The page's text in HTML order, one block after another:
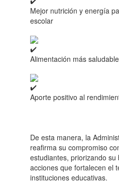
Mejor nutrición y energía
escolar
Alimentación más
Aporte positivo al
De esta manera, la
reafirma su compromiso
estudiantes, priorizando
acciones que fortalecen el
instituciones educativas.